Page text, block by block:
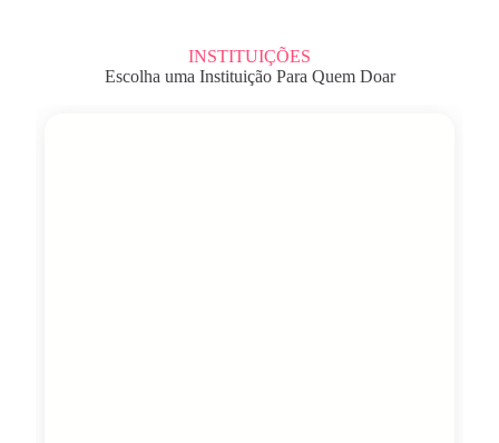
INSTITUIÇÕES
Escolha uma Instituição Para Quem Doar